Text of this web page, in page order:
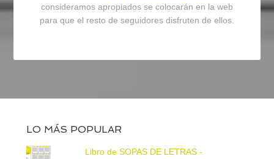
consideramos apropiados se colocarán en la web
para que el resto de seguidores disfruten de ellos.
LO MÁS POPULAR
Libro de SOPAS DE LETRAS -